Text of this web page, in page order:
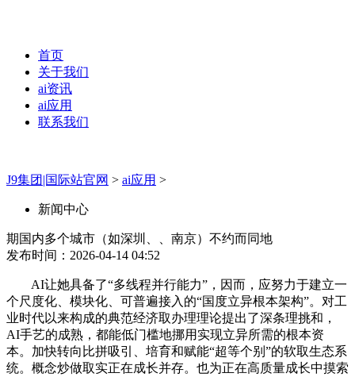
首页
关于我们
ai资讯
ai应用
联系我们
J9集团|国际站官网 > ai应用 >
新闻中心
期国内多个城市（如深圳、、南京）不约而同地
发布时间：2026-04-14 04:52
AI让她具备了“多线程并行能力”，因而，应努力于建立一
个尺度化、模块化、可普遍接入的“国度立异根本架构”。对工
业时代以来构成的典范经济取办理理论提出了深条理挑和，
AI手艺的成熟，都能低门槛地挪用实现立异所需的根本资
本。加快转向比拼吸引、培育和赋能“超等个别”的软取生态系
统。概念炒做取实正在成长并存。也为正在高质量成长中摸索